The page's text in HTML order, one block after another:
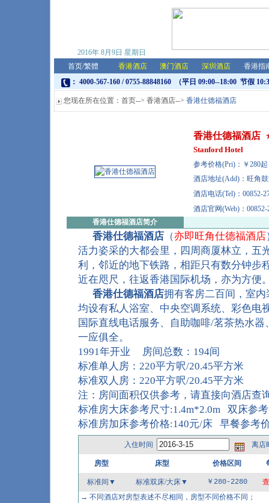
2016年 8月9日 星期日
首页/繁體 香港酒店 澳门酒店 深圳酒店
香港指
： 4000-567-160 / 0755-88848160 （平日 09:00--18:00 节假
您现在所在位置： 首页--> 香港酒店--> 香港仕德福酒店
香港仕德福酒店
Stanford Hotel
参考价格(Pri)：￥
酒店地址(Add)：旺角
酒店电话(Tel)：00852-
酒店官网(Web)：00852-
香港仕德福酒店简介
香港仕德福酒店（亦即旺角仕德福酒店
活力姿采的大都会里，四周商厦林立，五
利，邻近的地下铁路，相距只有数分钟步
近在咫尺，往返香港国际机场，亦为方便
香港仕德福酒店拥有客房二百间，室
均设有私人浴室、中央空调系统、彩色电
国际直线电话服务、自助咖啡/茗茶热水
一应俱全。
1991年开业 房间总数：194间
标准单人房：220平方呎/20.45平方米
标准双人房：220平方呎/20.45平方米
注：房间面积仅供参考，请直接向酒店查
标准房大床参考尺寸:1.4m*2.0m 双床参
标准房加床参考价格:140元/床 早餐参考
入住时间 离店
房型 床型 价格区间
标准间▼ 标准双床/大床▼ ￥280-2280
→ 不同酒店对房型表述不尽相同，房型不同价格不同；